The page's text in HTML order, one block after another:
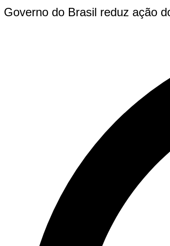
Governo do Brasil reduz ação